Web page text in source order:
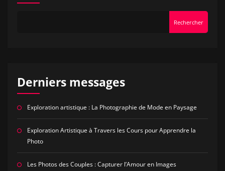
Rechercher
Derniers messages
Exploration artistique : La Photographie de Mode en Paysage
Exploration Artistique à Travers les Cours pour Apprendre la
Photo
Les Photos des Couples : Capturer l’Amour en Images